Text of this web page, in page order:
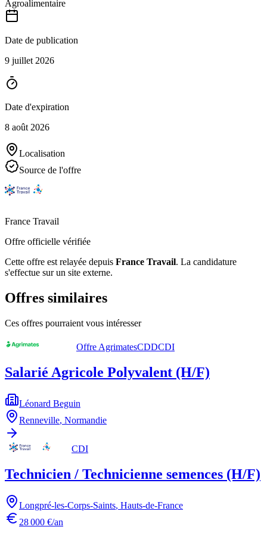
Agroalimentaire
Date de publication
9 juillet 2026
Date d'expiration
8 août 2026
Localisation
Source de l'offre
France Travail
Offre officielle vérifiée
Cette offre est relayée depuis France Travail. La candidature
s'effectue sur un site externe.
Offres similaires
Ces offres pourraient vous intéresser
Offre AgrimatesCDDCDI
Salarié Agricole Polyvalent (H/F)
Léonard Beguin
Renneville, Normandie
CDI
Technicien / Technicienne semences (H/F)
Longpré-les-Corps-Saints, Hauts-de-France
28 000 €/an